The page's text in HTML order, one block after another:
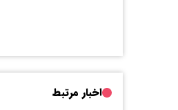
اخبار مرتبط